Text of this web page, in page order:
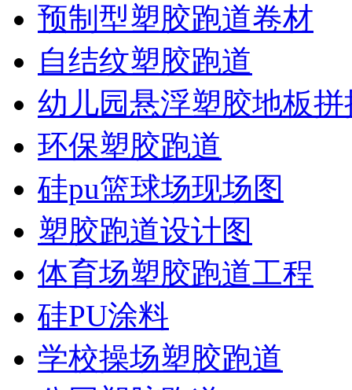
预制型塑胶跑道卷材
自结纹塑胶跑道
幼儿园悬浮塑胶地板
环保塑胶跑道
硅pu篮球场现场图
塑胶跑道设计图
体育场塑胶跑道工程
硅PU涂料
学校操场塑胶跑道